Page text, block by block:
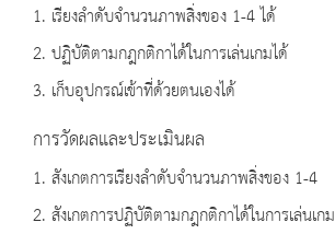
1. เรียงลำดับจำนวนภาพสิ่งของ 1-4 ได้
2. ปฏิบัติตามกฎกติกาได้ในการเล่นเกมได้
3. เก็บอุปกรณ์เข้าที่ด้วยตนเองได้
การวัดผลและประเมินผล
1. สังเกตการเรียงลำดับจำนวนภาพสิ่งของ 1-4
2. สังเกตการปฏิบัติตามกฎกติกาได้ในการเล่นเกม